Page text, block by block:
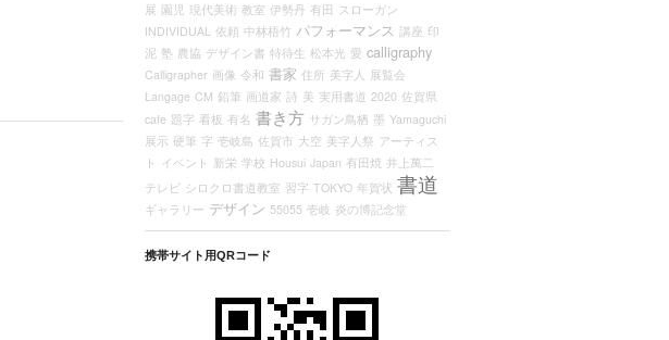
展 園児 現代美術 教室 伊勢丹 有田 スローガン
INDIVIDUAL 依頼 中林梧竹 パフォーマンス 講座 印
泥 塾 農協 デザイン書 特待生 松本光 愛 calligraphy
Calligrapher 画像 令和 書家 住所 美字人 展覧会
Langage CM 鉛筆 画道家 詩 美 実用書道 2020 佐賀県
cafe 題字 看板 有名 書き方 サガン鳥栖 墨 Yamaguchi
展示 硬筆 字 壱岐島 佐賀市 大空 美字人祭 アーティス
ト イベント 新栄 学校 Housui Japan 有田焼 井上萬二
テレビ シロクロ書道教室 習字 TOKYO 年賀状 書道
ギャラリー デザイン 55055 壱岐 炎の博記念堂
携帯サイト用QRコード